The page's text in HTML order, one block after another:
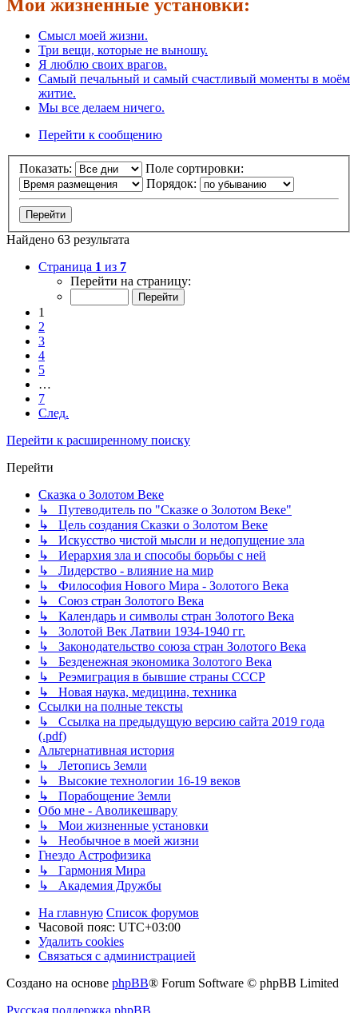
Мои жизненные установки:
Смысл моей жизни.
Три вещи, которые не выношу.
Я люблю своих врагов.
Самый печальный и самый счастливый моменты в моём
житие.
Мы все делаем ничего.
Перейти к сообщению
Показать:
Поле сортировки:
Порядок:
Найдено 63 результата
Страница 1 из 7
Перейти на страницу:
1
2
3
4
5
…
7
След.
Перейти к расширенному поиску
Перейти
Сказка о Золотом Веке
↳ Путеводитель по "Сказке о Золотом Веке"
↳ Цель создания Сказки о Золотом Веке
↳ Искусство чистой мысли и недопущение зла
↳ Иерархия зла и способы борьбы с ней
↳ Лидерство - влияние на мир
↳ Философия Нового Мира - Золотого Века
↳ Cоюз стран Золотого Века
↳ Календарь и символы стран Золотого Века
↳ Золотой Век Латвии 1934-1940 гг.
↳ Законодательство союза стран Золотого Века
↳ Безденежная экономика Золотого Века
↳ Реэмиграция в бывшие страны СССР
↳ Новая наука, медицина, техника
Ссылки на полные тексты
↳ Ссылка на предыдущую версию сайта 2019 года
(.pdf)
Альтернативная история
↳ Летопись Земли
↳ Высокие технологии 16-19 веков
↳ Порабощение Земли
Обо мне - Аволикешвару
↳ Мои жизненные установки
↳ Необычное в моей жизни
Гнездо Астрофизика
↳ Гармония Мира
↳ Академия Дружбы
На главную Список форумов
Часовой пояс: UTC+03:00
Удалить cookies
Связаться с администрацией
Создано на основе phpBB® Forum Software © phpBB Limited
Русская поддержка phpBB